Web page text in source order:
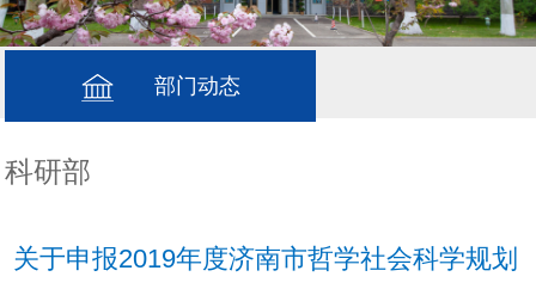
部门动态
科研部
关于申报2019年度济南市哲学社会科学规划